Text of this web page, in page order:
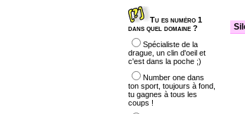
Tu es numéro 1
dans quel domaine ?
Spécialiste de la
drague, un clin d'oeil et
c'est dans la poche ;)
Number one dans
ton sport, toujours à fond,
tu gagnes à tous les
coups !